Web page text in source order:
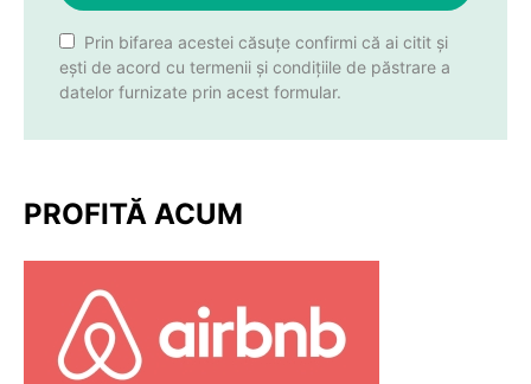
Prin bifarea acestei căsuțe confirmi că ai citit și
ești de acord cu termenii și condițiile de păstrare a
datelor furnizate prin acest formular.
PROFITĂ ACUM